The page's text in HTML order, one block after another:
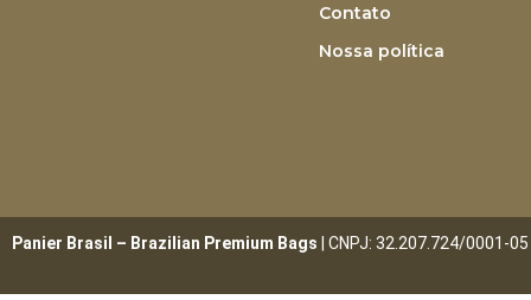
Contato
Nossa política
Panier Brasil – Brazilian Premium Bags | CNPJ: 32.207.724/0001-05